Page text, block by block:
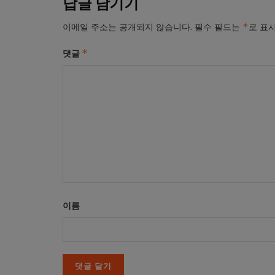
이메일 주소는 공개되지 않습니다. 필수 필드는 *로 표
댓글 *
이름